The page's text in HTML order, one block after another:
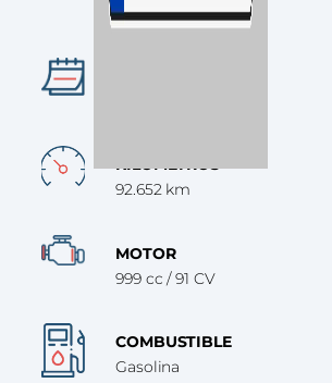
Turismo
KILÓMETROS
92.652 km
MOTOR
999 cc / 91 CV
COMBUSTIBLE
Gasolina